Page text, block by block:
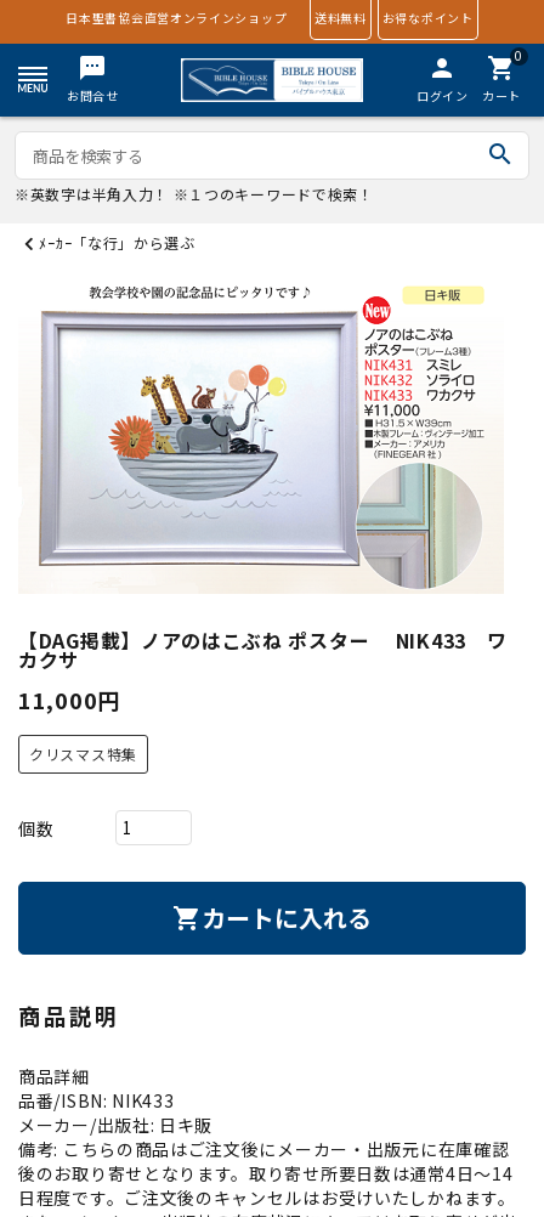
日本聖書協会直営オンラインショップ 送料無料 お得なポイント
textsms
お問合せ
person
ログイン
0
shopping_cart
カート
search
※英数字は半角入力！ ※１つのキーワードで検索！
ﾒｰｶｰ「な行」から選ぶ
【DAG掲載】ノアのはこぶね ポスター NIK433 ワ
カクサ
11,000円
クリスマス特集
個数
shopping_cart カートに入れる
商品説明
商品詳細
品番/ISBN: NIK433
メーカー/出版社: 日キ販
備考: こちらの商品はご注文後にメーカー・出版元に在庫確認
後のお取り寄せとなります。取り寄せ所要日数は通常4日～14
日程度です。ご注文後のキャンセルはお受けいたしかねます。